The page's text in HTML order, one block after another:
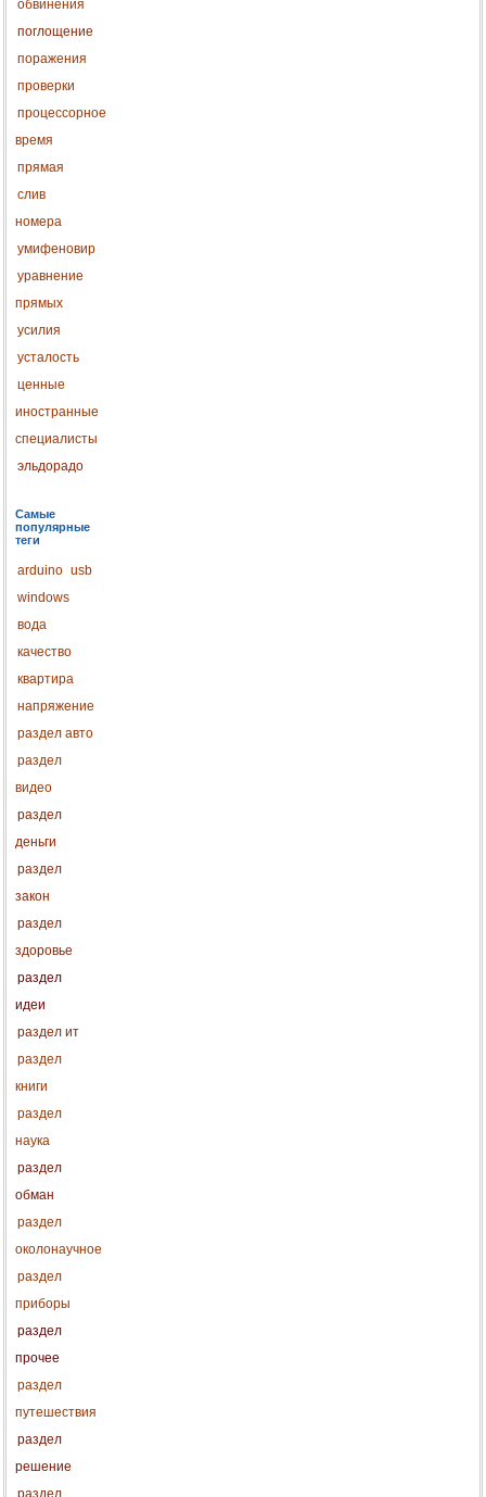
обвинения
поглощение
поражения
проверки
процессорное
время
прямая
слив
номера
умифеновир
уравнение
прямых
усилия
усталость
ценные
иностранные
специалисты
эльдорадо
Самые
популярные
теги
arduino usb
windows
вода
качество
квартира
напряжение
раздел авто
раздел
видео
раздел
деньги
раздел
закон
раздел
здоровье
раздел
идеи
раздел ит
раздел
книги
раздел
наука
раздел
обман
раздел
околонаучное
раздел
приборы
раздел
прочее
раздел
путешествия
раздел
решение
раздел